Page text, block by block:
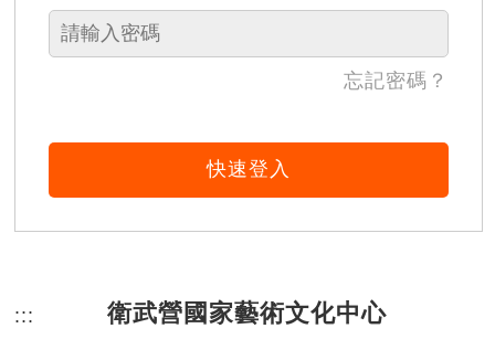
忘記密碼？
快速登入
::: 頁尾網站資訊。
衛武營國家藝術文化中心